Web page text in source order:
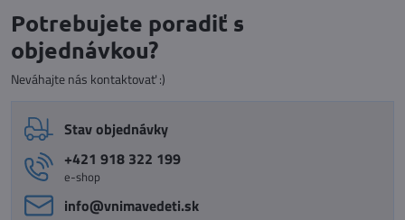
Potrebujete poradiť s
objednávkou?
Neváhajte nás kontaktovať :)
Stav objednávky
+421 918 322 199
e-shop
info​@vnimavedeti​.sk